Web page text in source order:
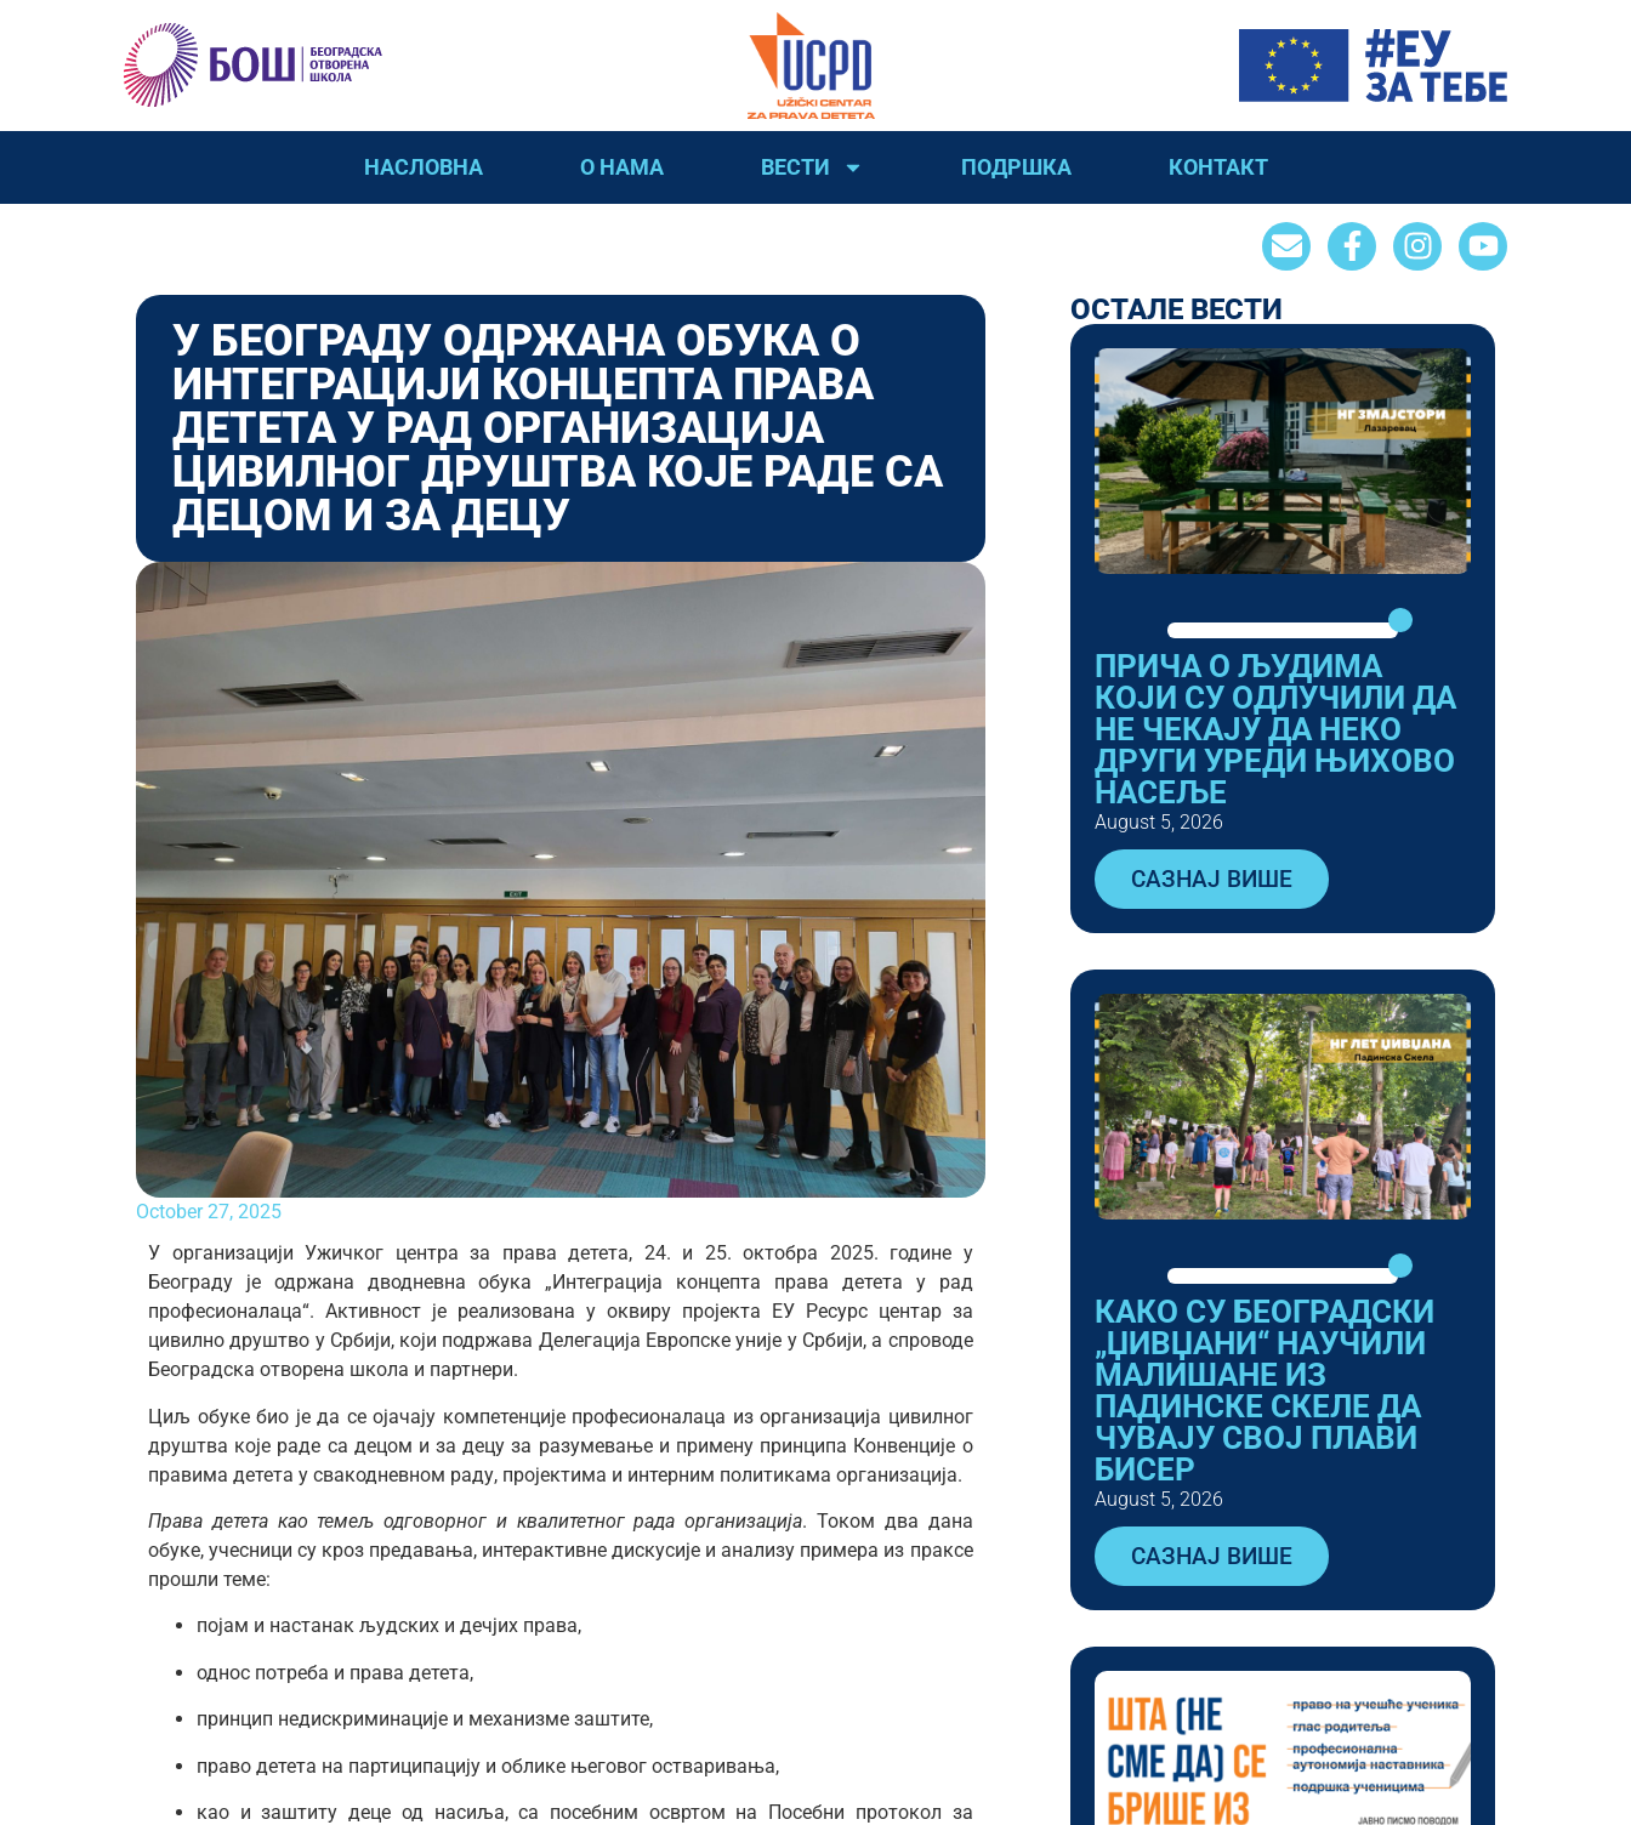
НАСЛОВНА О НАМА ВЕСТИ ПОДРШКА КОНТАКТ
У БЕОГРАДУ ОДРЖАНА ОБУКА О
ИНТЕГРАЦИЈИ КОНЦЕПТА ПРАВА
ДЕТЕТА У РАД ОРГАНИЗАЦИЈА
ЦИВИЛНОГ ДРУШТВА КОЈЕ РАДЕ СА
ДЕЦОМ И ЗА ДЕЦУ
October 27, 2025
У организацији Ужичког центра за права детета, 24. и 25. октобра 2025. године у
Београду је одржана дводневна обука „Интеграција концепта права детета у рад
професионалаца“. Активност је реализована у оквиру пројекта ЕУ Ресурс центар за
цивилно друштво у Србији, који подржава Делегација Европске уније у Србији, а спроводе
Београдска отворена школа и партнери.
Циљ обуке био је да се ојачају компетенције професионалаца из организација цивилног
друштва које раде са децом и за децу за разумевање и примену принципа Конвенције о
правима детета у свакодневном раду, пројектима и интерним политикама организација.
Права детета као темељ одговорног и квалитетног рада организација. Током два дана
обуке, учесници су кроз предавања, интерактивне дискусије и анализу примера из праксе
прошли теме:
појам и настанак људских и дечјих права,
однос потреба и права детета,
принцип недискриминације и механизме заштите,
право детета на партиципацију и облике његовог остваривања,
као и заштиту деце од насиља, са посебним освртом на Посебни протокол за
ОСТАЛЕ ВЕСТИ
ПРИЧА О ЉУДИМА
КОЈИ СУ ОДЛУЧИЛИ ДА
НЕ ЧЕКАЈУ ДА НЕКО
ДРУГИ УРЕДИ ЊИХОВО
НАСЕЉЕ
August 5, 2026
САЗНАЈ ВИШЕ
КАКО СУ БЕОГРАДСКИ
„ЏИВЏАНИ“ НАУЧИЛИ
МАЛИШАНЕ ИЗ
ПАДИНСКЕ СКЕЛЕ ДА
ЧУВАЈУ СВОЈ ПЛАВИ
БИСЕР
August 5, 2026
САЗНАЈ ВИШЕ